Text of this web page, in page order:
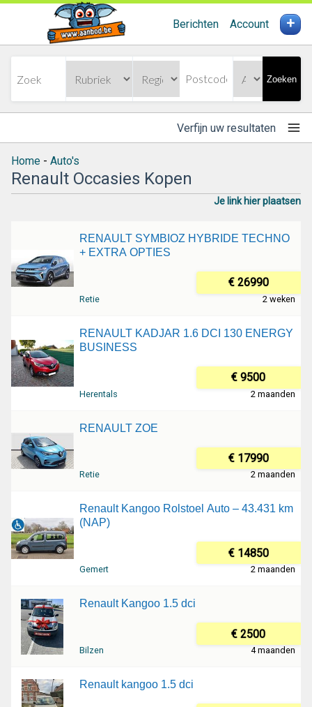
Berichten Account +
Zoeken
Verfijn uw resultaten
Home - Auto's
Renault Occasies Kopen
Je link hier plaatsen
RENAULT SYMBIOZ HYBRIDE TECHNO
+ EXTRA OPTIES
€ 26990
Retie 2 weken
RENAULT KADJAR 1.6 DCI 130 ENERGY
BUSINESS
€ 9500
Herentals 2 maanden
RENAULT ZOE
€ 17990
Retie 2 maanden
Renault Kangoo Rolstoel Auto – 43.431 km
(NAP)
€ 14850
Gemert 2 maanden
Renault Kangoo 1.5 dci
€ 2500
Bilzen 4 maanden
Renault kangoo 1.5 dci